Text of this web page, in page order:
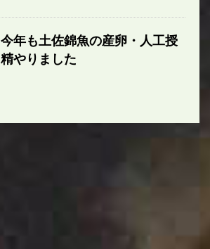
今年も土佐錦魚の産卵・人工授
精やりました